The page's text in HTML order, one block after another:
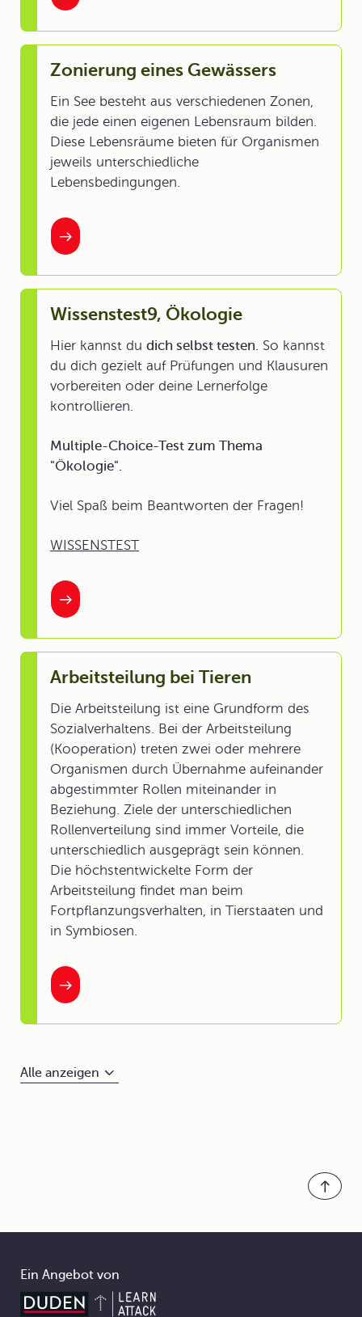
Zonierung eines Gewässers
Ein See besteht aus verschiedenen Zonen,
die jede einen eigenen Lebensraum bilden.
Diese Lebensräume bieten für Organismen
jeweils unterschiedliche
Lebensbedingungen.
Wissenstest9, Ökologie
Hier kannst du dich selbst testen. So kannst
du dich gezielt auf Prüfungen und Klausuren
vorbereiten oder deine Lernerfolge
kontrollieren.
Multiple-Choice-Test zum Thema
"Ökologie".
Viel Spaß beim Beantworten der Fragen!
WISSENSTEST
Arbeitsteilung bei Tieren
Die Arbeitsteilung ist eine Grundform des
Sozialverhaltens. Bei der Arbeitsteilung
(Kooperation) treten zwei oder mehrere
Organismen durch Übernahme aufeinander
abgestimmter Rollen miteinander in
Beziehung. Ziele der unterschiedlichen
Rollenverteilung sind immer Vorteile, die
unterschiedlich ausgeprägt sein können.
Die höchstentwickelte Form der
Arbeitsteilung findet man beim
Fortpflanzungsverhalten, in Tierstaaten und
in Symbiosen.
Alle anzeigen
Ein Angebot von